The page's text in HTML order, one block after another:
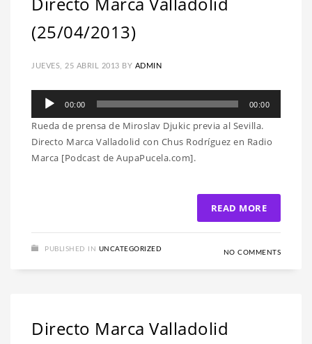
(25/04/2013)
JUEVES, 25 ABRIL 2013 BY ADMIN
Reproductor
audio
00:00 00:00
Rueda de prensa de Miroslav Djukic previa al Sevilla.
Directo Marca Valladolid con Chus Rodríguez en Radio
Marca [Podcast de AupaPucela.com].
READ MORE
PUBLISHED IN UNCATEGORIZED NO COMMENTS
Directo Marca Valladolid